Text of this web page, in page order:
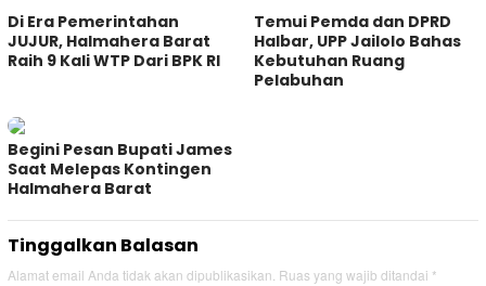
Di Era Pemerintahan
JUJUR, Halmahera Barat
Raih 9 Kali WTP Dari BPK RI
Temui Pemda dan DPRD
Halbar, UPP Jailolo Bahas
Kebutuhan Ruang
Pelabuhan
Begini Pesan Bupati James
Saat Melepas Kontingen
Halmahera Barat
Tinggalkan Balasan
Alamat email Anda tidak akan dipublikasikan. Ruas yang wajib ditandai *